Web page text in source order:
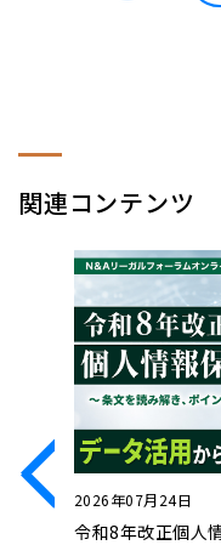
関連コンテンツ
2026年07月24日
令和8年改正個人